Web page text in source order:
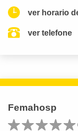
ver horario
ver telefone
Femahosp